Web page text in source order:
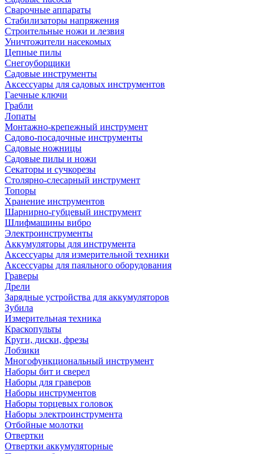
Сварочные аппараты
Стабилизаторы напряжения
Строительные ножи и лезвия
Уничтожители насекомых
Цепные пилы
Снегоуборщики
Садовые инструменты
Аксессуары для садовых инструментов
Гаечные ключи
Грабли
Лопаты
Монтажно-крепежный инструмент
Садово-посадочные инструменты
Садовые ножницы
Садовые пилы и ножи
Секаторы и сучкорезы
Столярно-слесарный инструмент
Топоры
Хранение инструментов
Шарнирно-губцевый инструмент
Шлифмашины вибро
Электроинструменты
Аккумуляторы для инструмента
Аксессуары для измерительной техники
Аксессуары для паяльного оборудования
Граверы
Дрели
Зарядные устройства для аккумуляторов
Зубила
Измерительная техника
Краскопульты
Круги, диски, фрезы
Лобзики
Многофункциональный инструмент
Наборы бит и сверел
Наборы для граверов
Наборы инструментов
Наборы торцевых головок
Наборы электроинструмента
Отбойные молотки
Отвертки
Отвертки аккумуляторные